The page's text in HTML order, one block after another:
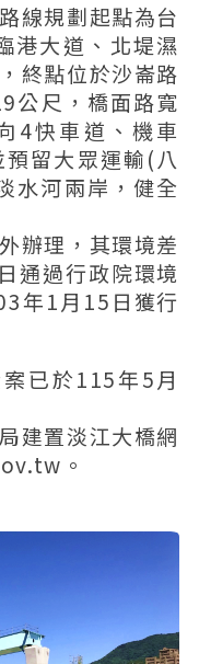
線規劃起點為台
港大道、北堤濕
終點位於沙崙路
公尺，橋面路寬
4快車道、機車
留大眾運輸(八
水河兩岸，健全
辦理，其環境差
通過行政院環境
年1月15日獲行
已於115年5月
建置淡江大橋網
。